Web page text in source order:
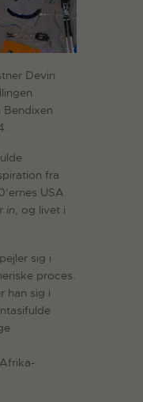
Devin
Bendixen
fra
USA.
in, og livet i
sig i
proces.
han sig i